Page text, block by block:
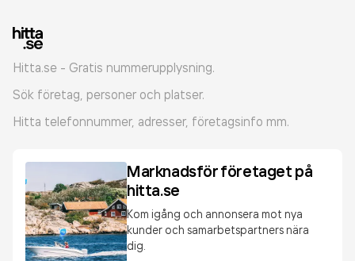
Hitta.se - Gratis nummerupplysning.
Sök företag, personer och platser.
Hitta telefonnummer, adresser, företagsinfo mm.
Marknadsför företaget på
hitta.se
Kom igång och annonsera mot nya
kunder och samarbetspartners nära
dig.